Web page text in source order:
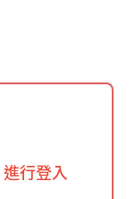
進行登入